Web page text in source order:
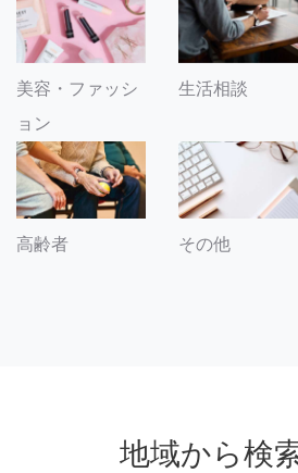
美容・ファッシ
ョン
生活相談
高齢者 その他
地域から検